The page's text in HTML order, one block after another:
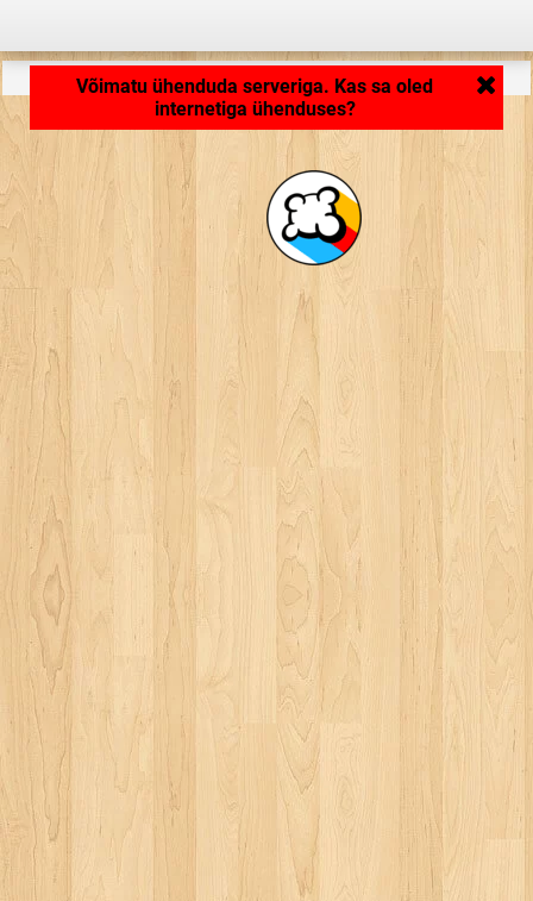
Rakendus laeb ... ...